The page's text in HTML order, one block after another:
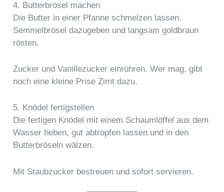
4. Butterbrösel machen
Die Butter in einer Pfanne schmelzen lassen.
Semmelbrösel dazugeben und langsam goldbraun
rösten.
Zucker und Vanillezucker einrühren. Wer mag, gibt
noch eine kleine Prise Zimt dazu.
5. Knödel fertigstellen
Die fertigen Knödel mit einem Schaumlöffel aus dem
Wasser heben, gut abtropfen lassen und in den
Butterbröseln wälzen.
Mit Staubzucker bestreuen und sofort servieren.